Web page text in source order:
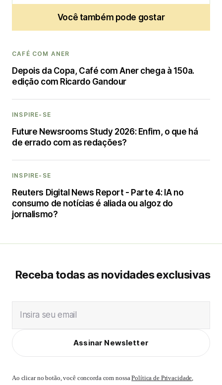
Você também pode gostar
CAFÉ COM ANER
Depois da Copa, Café com Aner chega à 150a.
edição com Ricardo Gandour
INSPIRE-SE
Future Newsrooms Study 2026: Enfim, o que há
de errado com as redações?
INSPIRE-SE
Reuters Digital News Report - Parte 4: IA no
consumo de notícias é aliada ou algoz do
jornalismo?
Receba todas as novidades exclusivas
Insira seu email
Assinar Newsletter
Ao clicar no botão, você concorda com nossaPolítica de Privacidade,